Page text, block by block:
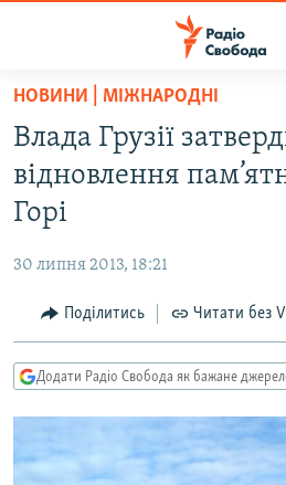
Перейти
основного
матеріалу
Перейти
до
основної
Перейти
до
пошуку
ВСЕ ЗА ДОБУ
СТАТТІ
СУСПІЛЬСТВО
СВІТ
РОСІЙСЬКА «ФІЛЬТРАЦІЯ»
ДОНБАС.РЕАЛІЇ
ТИ ЯК?
ПРИАЗОВ’Я
НОВИНИ | МІЖНАРОДНІ
Влада Грузії
відновлення
Горі
30 липня 2013, 18:21
Поділитись Читати без
Додати Радіо Свобода як бажане